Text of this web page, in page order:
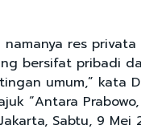
res privata
bersifat pribadi
umum,” kata
“Antara
Sabtu, 9 Mei